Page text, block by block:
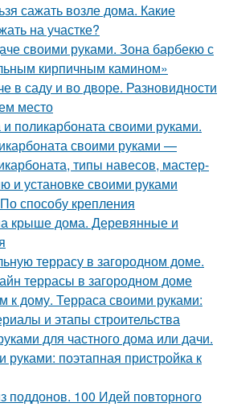
сажать возле дома. Какие
на участке?
своими руками. Зона барбекю с
кирпичным камином»
в саду и во дворе. Разновидности
место
поликарбоната своими руками.
своими руками —
типы навесов, мастер-
и установке своими руками
способу крепления
крыше дома. Деревянные и
террасу в загородном доме.
террасы в загородном доме
к дому. Терраса своими руками:
и этапы строительства
для частного дома или дачи.
поэтапная пристройка к
поддонов. 100 Идей повторного